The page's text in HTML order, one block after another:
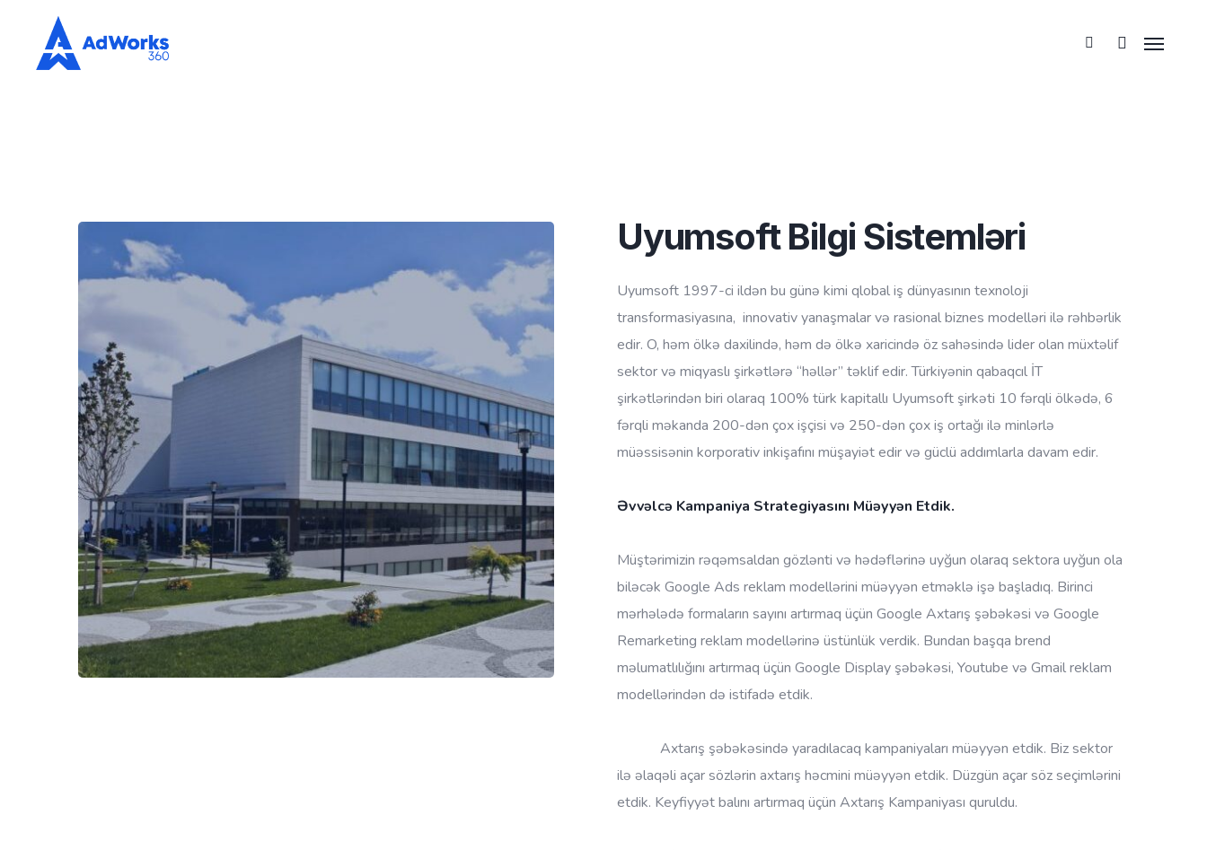
Uyumsoft Bilgi Sistemləri
Uyumsoft 1997-ci ildən bu günə kimi qlobal iş dünyasının texnoloji
transformasiyasına, innovativ yanaşmalar və rasional biznes modelləri ilə rəhbərlik
edir. O, həm ölkə daxilində, həm də ölkə xaricində öz sahəsində lider olan müxtəlif
sektor və miqyaslı şirkətlərə “həllər” təklif edir. Türkiyənin qabaqcıl İT
şirkətlərindən biri olaraq 100% türk kapitallı Uyumsoft şirkəti 10 fərqli ölkədə, 6
fərqli məkanda 200-dən çox işçisi və 250-dən çox iş ortağı ilə minlərlə
müəssisənin korporativ inkişafını müşayiət edir və güclü addımlarla davam edir.
Əvvəlcə Kampaniya Strategiyasını Müəyyən Etdik.
Müştərimizin rəqəmsaldan gözlənti və hədəflərinə uyğun olaraq sektora uyğun ola
biləcək Google Ads reklam modellərini müəyyən etməklə işə başladıq. Birinci
mərhələdə formaların sayını artırmaq üçün Google Axtarış şəbəkəsi və Google
Remarketing reklam modellərinə üstünlük verdik. Bundan başqa brend
məlumatlılığını artırmaq üçün Google Display şəbəkəsi, Youtube və Gmail reklam
modellərindən də istifadə etdik.
Axtarış şəbəkəsində yaradılacaq kampaniyaları müəyyən etdik. Biz sektor
ilə əlaqəli açar sözlərin axtarış həcmini müəyyən etdik. Düzgün açar söz seçimlərini
etdik. Keyfiyyət balını artırmaq üçün Axtarış Kampaniyası quruldu.